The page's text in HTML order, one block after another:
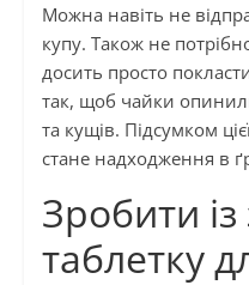
Можна навіть не
купу. Також не
досить просто
так, щоб чайки
та кущів. Підсумком
стане надходження в
Зробити
таблетку